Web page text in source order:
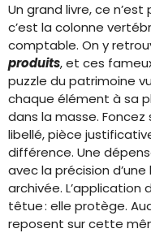
Un grand livre, ce
c’est la colonne
comptable. On y
produits, et ces
puzzle du patrimoine
chaque élément à sa
dans la masse.
libellé, pièce
différence. Une
avec la précision
archivée.
têtue : elle protège.
reposent sur cette